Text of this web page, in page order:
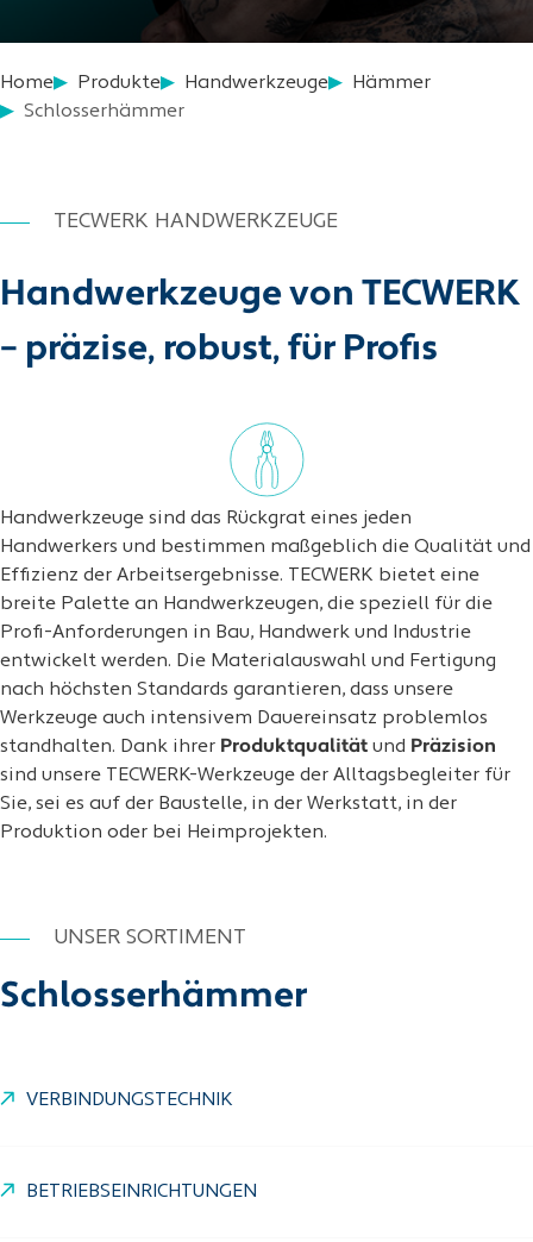
Home Produkte Handwerkzeuge
Hämmer
Schlosserhämmer
Handwerkzeuge von TECWERK
– präzise, robust, für Profis
TECWERK HANDWERKZEUGE
Handwerkzeuge sind das Rückgrat eines jeden
Handwerkers und bestimmen maßgeblich die Qualität und
Effizienz der Arbeitsergebnisse. TECWERK bietet eine
breite Palette an Handwerkzeugen, die speziell für die
Profi-Anforderungen in Bau, Handwerk und Industrie
entwickelt werden. Die Materialauswahl und Fertigung
nach höchsten Standards garantieren, dass unsere
Werkzeuge auch intensivem Dauereinsatz problemlos
standhalten. Dank ihrer Produktqualität und Präzision
sind unsere TECWERK-Werkzeuge der Alltagsbegleiter für
Sie, sei es auf der Baustelle, in der Werkstatt, in der
Produktion oder bei Heimprojekten.
UNSER SORTIMENT
Schlosserhämmer
VERBINDUNGSTECHNIK
BETRIEBSEINRICHTUNGEN